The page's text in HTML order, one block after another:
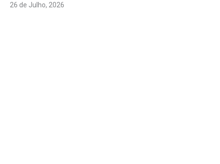
26 de Julho, 2026